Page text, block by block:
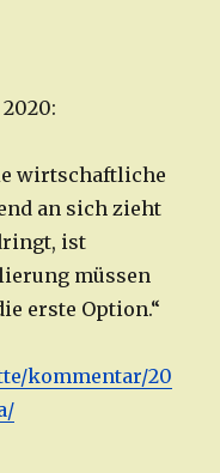
wirtschaftliche
an sich zieht
ist
müssen
erste Option.“
kommentar/20